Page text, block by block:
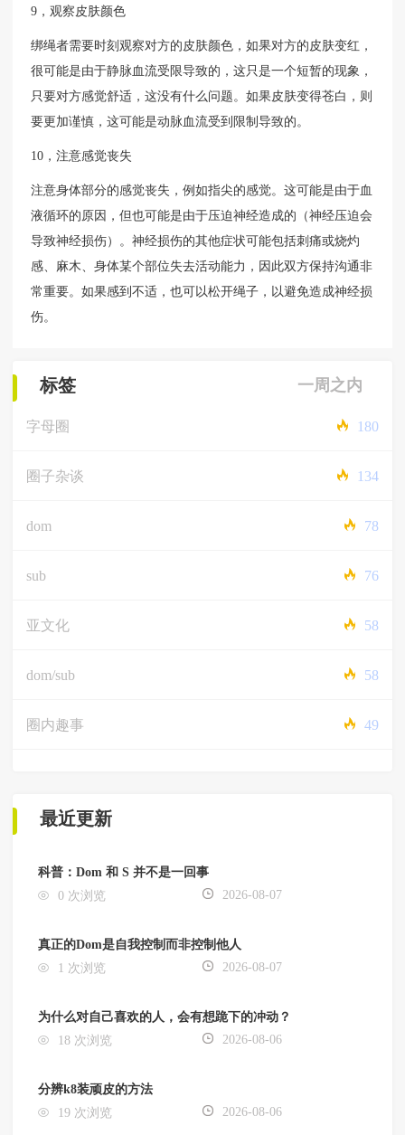
9，观察皮肤颜色
绑绳者需要时刻观察对方的皮肤颜色，如果对方的皮肤变红，
很可能是由于静脉血流受限导致的，这只是一个短暂的现象，
只要对方感觉舒适，这没有什么问题。如果皮肤变得苍白，则
要更加谨慎，这可能是动脉血流受到限制导致的。
10，注意感觉丧失
注意身体部分的感觉丧失，例如指尖的感觉。这可能是由于血
液循环的原因，但也可能是由于压迫神经造成的（神经压迫会
导致神经损伤）。神经损伤的其他症状可能包括刺痛或烧灼
感、麻木、身体某个部位失去活动能力，因此双方保持沟通非
常重要。如果感到不适，也可以松开绳子，以避免造成神经损
伤。
标签 一周之内
字母圈 180
圈子杂谈 134
dom 78
sub 76
亚文化 58
dom/sub 58
圈内趣事 49
最近更新
科普：Dom 和 S 并不是一回事
0 次浏览
2026-08-07
真正的Dom是自我控制而非控制他人
1 次浏览
2026-08-07
为什么对自己喜欢的人，会有想跪下的冲动？
18 次浏览
2026-08-06
分辨k8装顽皮的方法
19 次浏览
2026-08-06